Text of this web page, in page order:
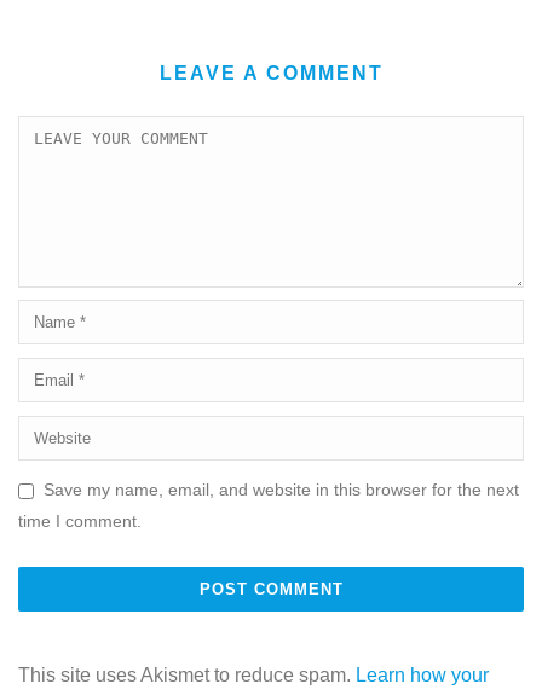
LEAVE A COMMENT
Save my name, email, and website in this browser for the next
time I comment.
This site uses Akismet to reduce spam. Learn how your